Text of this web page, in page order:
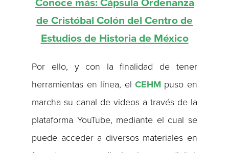
Conoce más: Cápsula Ordenanza
de Cristóbal Colón del Centro de
Estudios de Historia de México
Por ello, y con la finalidad de tener
herramientas en línea, el CEHMpuso en
marcha su canal de videos a través de la
plataforma YouTube, mediante el cual se
puede acceder a diversos materiales en